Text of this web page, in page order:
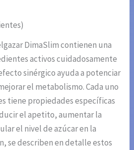
DimaSlim contienen una
activos cuidadosamente
sinérgico ayuda a potenciar
el metabolismo. Cada uno
tiene propiedades específicas
el apetito, aumentar la
el nivel de azúcar en la
se describen en detalle estos